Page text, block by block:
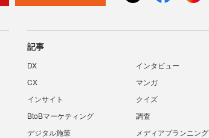
記事
DX
インタビュー
CX
マンガ
インサイト
クイズ
BtoBマーケティング
調査
デジタル施策
メディアプランニング